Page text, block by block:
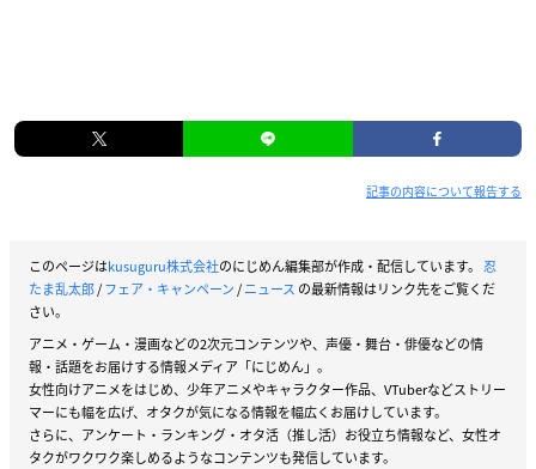
記事の内容について報告する
このページはkusuguru株式会社のにじめん編集部が作成・配信しています。 忍
たま乱太郎/フェア・キャンペーン/ニュース の最新情報はリンク先をご覧くだ
さい。
アニメ・ゲーム・漫画などの2次元コンテンツや、声優・舞台・俳優などの情
報・話題をお届けする情報メディア「にじめん」。
女性向けアニメをはじめ、少年アニメやキャラクター作品、VTuberなどストリー
マーにも幅を広げ、オタクが気になる情報を幅広くお届けしています。
さらに、アンケート・ランキング・オタ活（推し活）お役立ち情報など、女性オ
タクがワクワク楽しめるようなコンテンツも発信しています。